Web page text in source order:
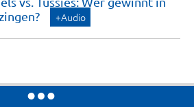
+Audio